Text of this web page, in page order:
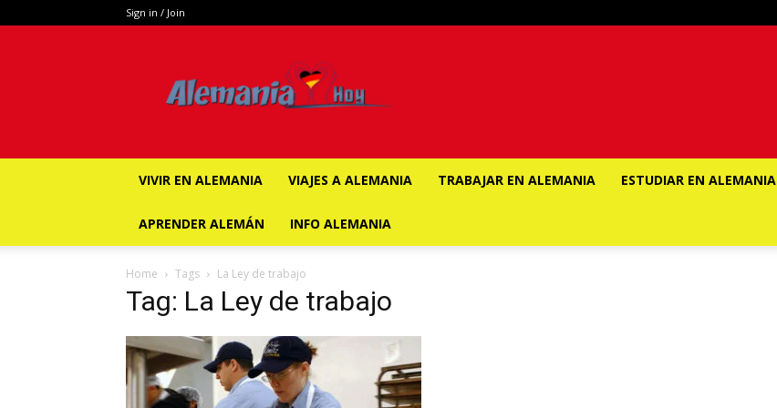
Sign in / Join
ALEMANIA
HOY
VIVIR EN ALEMANIA VIAJES A ALEMANIA TRABAJAR EN ALEMANIA ESTUDIAR EN ALEMANIA
APRENDER ALEMÁN INFO ALEMANIA
Home Tags La Ley de trabajo
Tag: La Ley de trabajo